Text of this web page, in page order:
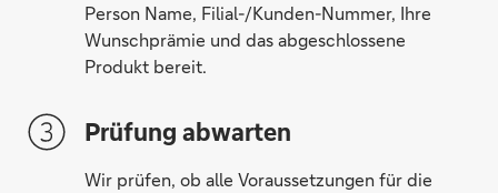
Person Name, Filial-/Kunden-Nummer, Ihre
Wunschprämie und das abgeschlossene
Produkt bereit.
Prüfung abwarten
Wir prüfen, ob alle Voraussetzungen für die